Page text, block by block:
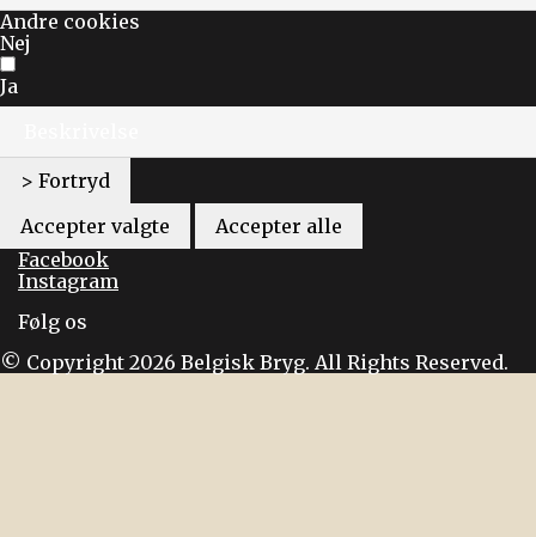
Andre cookies
Nej
Ja
> Fortryd
Accepter valgte
Accepter alle
Facebook
Instagram
Følg os
© Copyright 2026 Belgisk Bryg. All Rights Reserved.